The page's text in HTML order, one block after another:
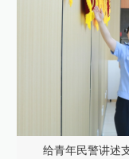
给青年民警讲述